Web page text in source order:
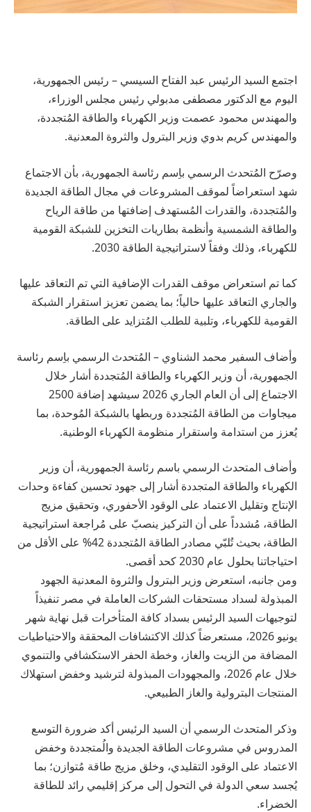
اجتمع السيد الرئيس عبد الفتاح السيسي – رئيس الجمهورية،
اليوم مع الدكتور مصطفى مدبولي رئيس مجلس الوزراء،
والمهندس محمود عصمت وزير الكهرباء والطاقة المُتجددة،
والمهندس كريم بدوي وزير البترول والثروة المعدنية.
وصرّح المُتحدث الرسمي باِسم رئاسة الجمهورية، بأن الاجتماع
شهد استعراضاً لموقف المشروعات في مجال الطاقة الجديدة
والمُتجددة، والقدرات المُستهدف إضافتها من طاقة الرياح
والطاقة الشمسية وأنظمة بطاريات التخزين للشبكة القومية
للكهرباء، وذلك وفقاً لاستراتيجية الطاقة 2030.
كما تم استعراض موقف القدرات الإضافية التي تم التعاقد عليها
والجاري التعاقد عليها حالياً؛ بما يضمن تعزيز استقرار الشبكة
القومية للكهرباء، وتلبية للطلب المُتزايد على الطاقة.
وأضاف السفير محمد الشناوي – المُتحدث الرسمي باِسم رئاسة
الجمهورية، أن وزير الكهرباء والطاقة المُتجددة أشار خلال
الاجتماع إلى أن العام الجاري 2026 سيشهد إضافة 2500
ميجاوات من الطاقة المُتجددة وربطها بالشبكة المُوحدة، بما
يُعزز من استدامة واستقرار منظومة الكهرباء الوطنية.
وأضاف المتحدث الرسمي باسم رئاسة الجمهورية، أن وزير
الكهرباء والطاقة المتجددة أشار إلى جهود تحسين كفاءة وحدات
الإنتاج وتقليل الاعتماد على الوقود الأحفوري، وتحقيق مزيج
الطاقة، مُشدداً على أن التركيز ينصبّ على مُراجعة استراتيجية
الطاقة، بحيث تُلبّي مصادر الطاقة المُتجددة 42% على الأقل من
احتياجاتنا بحلول عام 2030 كحد أقصى.
ومن جانبه، استعرض وزير البترول والثروة المعدنية الجهود
المبذولة لسداد مستحقات الشركات العاملة في مصر تنفيذاً
لتوجيهات السيد الرئيس بسداد كافة المتأخرات قبل نهاية شهر
يونيو 2026، مستعرضاً كذلك الاكتشافات المحققة والاحتياطيات
المضافة من الزيت والغاز، وخطة الحفر الاستكشافي والتنموي
خلال عام 2026، والمجهودات المبذولة لترشيد وخفض استهلاك
المنتجات البترولية والغاز الطبيعي.
وذكر المتحدث الرسمي أن السيد الرئيس أكد ضرورة التوسع
المدروس في مشروعات الطاقة الجديدة والُمتجددة وخفض
الاعتماد على الوقود التقليدي، وخلق مزيج طاقة مُتوازن؛ بما
يُجسد سعي الدولة في التحول إلى مركز إقليمي رائد للطاقة
الخضراء.